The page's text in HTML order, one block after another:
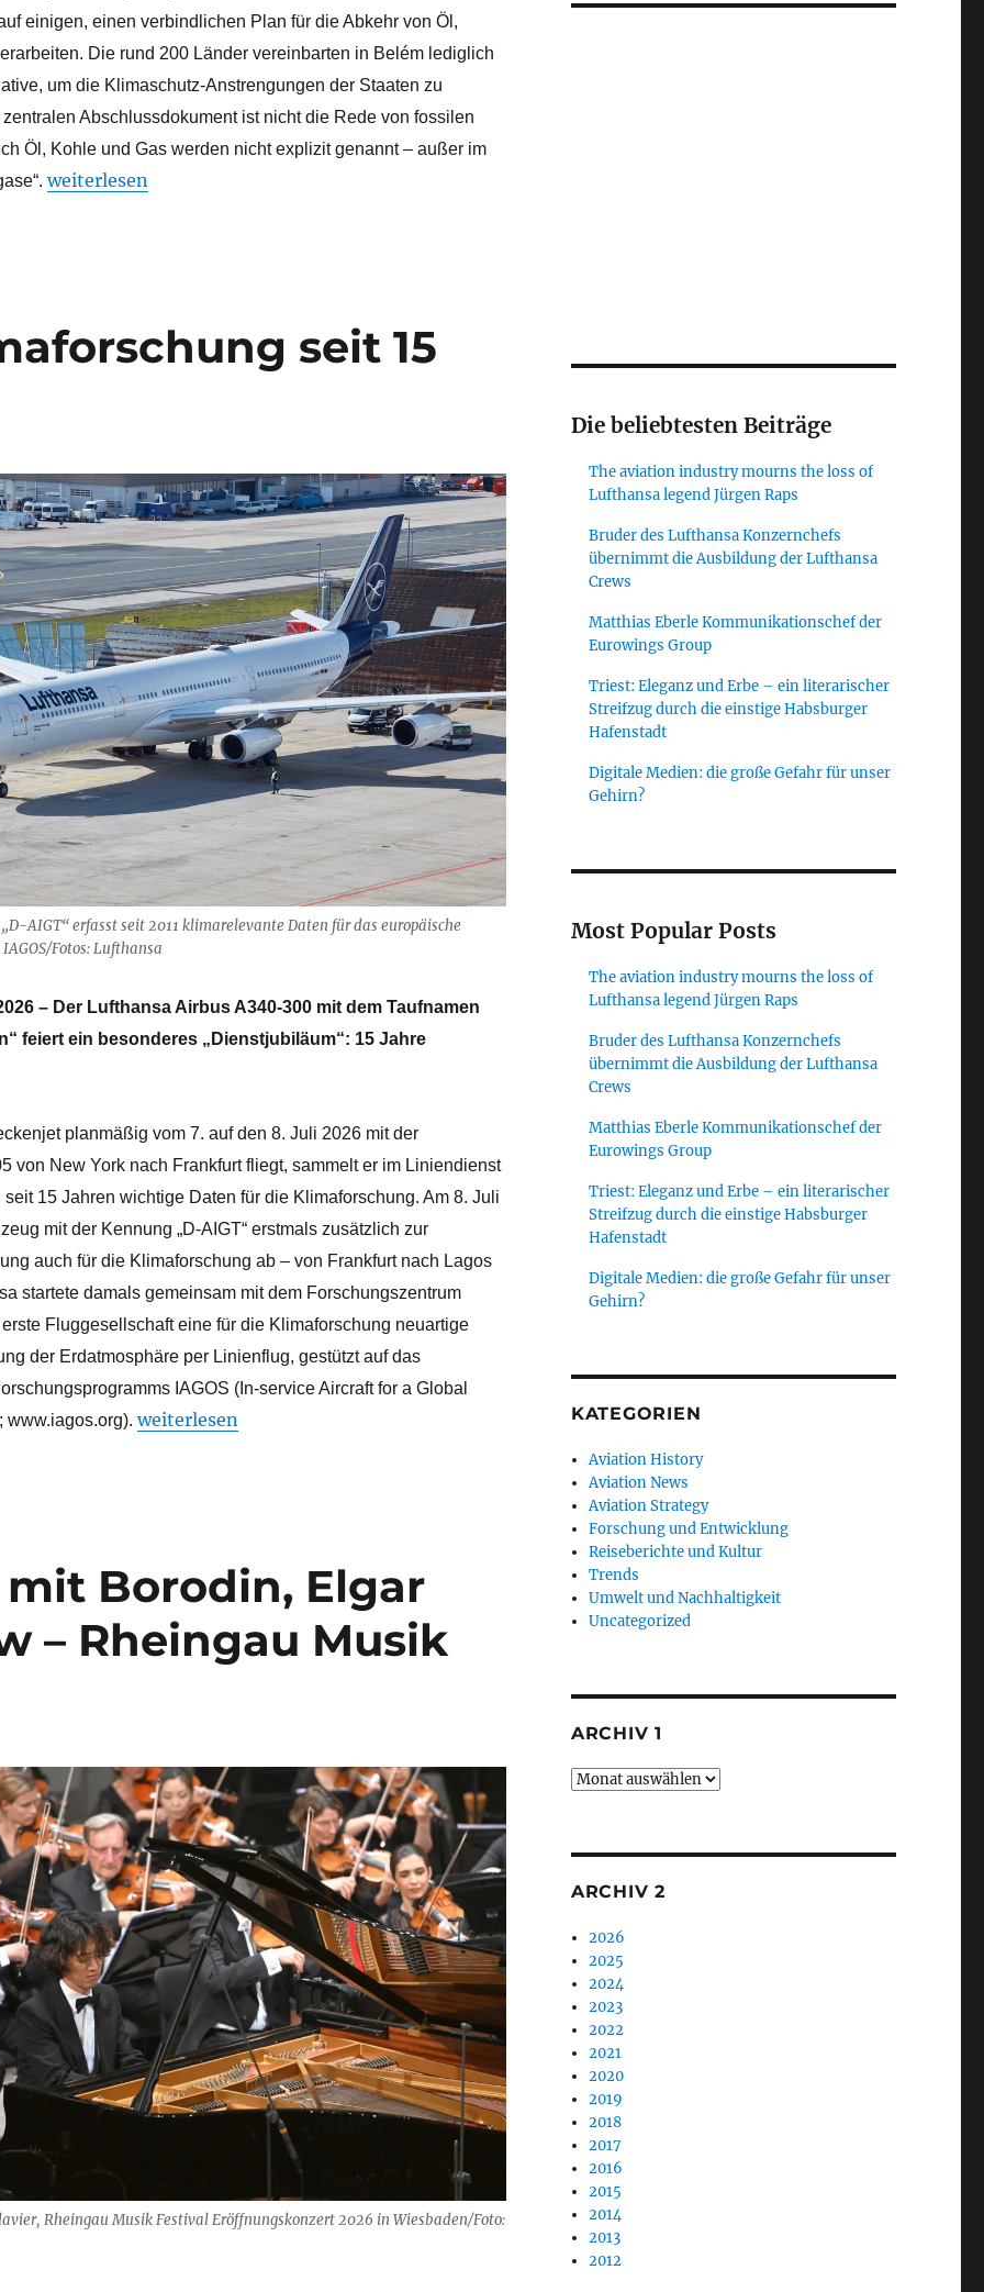
einigen, einen verbindlichen Plan für die Abkehr von Öl,
Die rund 200 Länder vereinbarten in Belém lediglich
um die Klimaschutz-Anstrengungen der Staaten zu
zentralen Abschlussdokument ist nicht die Rede von fossilen
Öl, Kohle und Gas werden nicht explizit genannt – außer im
„Öl, Kohle und Gas kommen nicht vor – Belém Ergebnis ist enttäuschend“
weiterlesen
seit 15
AIGT“ erfasst seit 2011 klimarelevante Daten für das europäische
Fotos: Lufthansa
– Der Lufthansa Airbus A340-300 mit dem Taufnamen
feiert ein besonderes „Dienstjubiläum“: 15 Jahre
planmäßig vom 7. auf den 8. Juli 2026 mit der
von New York nach Frankfurt fliegt, sammelt er im Liniendienst
seit 15 Jahren wichtige Daten für die Klimaforschung. Am 8. Juli
mit der Kennung „D-AIGT“ erstmals zusätzlich zur
auch für die Klimaforschung ab – von Frankfurt nach Lagos
startete damals gemeinsam mit dem Forschungszentrum
Fluggesellschaft eine für die Klimaforschung neuartige
der Erdatmosphäre per Linienflug, gestützt auf das
IAGOS (In-service Aircraft for a Global
www.iagos.org). „Im Dienst der Klimaforschung seit 15 Jahren“
weiterlesen
Borodin, Elgar
– Rheingau Musik
Rheingau Musik Festival Eröffnungskonzert 2026 in Wiesbaden/Foto:
Die beliebtesten Beiträge
The aviation industry mourns the loss of
Lufthansa legend Jürgen Raps
Bruder des Lufthansa Konzernchefs
übernimmt die Ausbildung der Lufthansa
Crews
Matthias Eberle Kommunikationschef der
Eurowings Group
Triest: Eleganz und Erbe – ein literarischer
Streifzug durch die einstige Habsburger
Hafenstadt
Digitale Medien: die große Gefahr für unser
Gehirn?
Most Popular Posts
The aviation industry mourns the loss of
Lufthansa legend Jürgen Raps
Bruder des Lufthansa Konzernchefs
übernimmt die Ausbildung der Lufthansa
Crews
Matthias Eberle Kommunikationschef der
Eurowings Group
Triest: Eleganz und Erbe – ein literarischer
Streifzug durch die einstige Habsburger
Hafenstadt
Digitale Medien: die große Gefahr für unser
Gehirn?
KATEGORIEN
Aviation History
Aviation News
Aviation Strategy
Forschung und Entwicklung
Reiseberichte und Kultur
Trends
Umwelt und Nachhaltigkeit
Uncategorized
ARCHIV 1
Archiv
ARCHIV 2
2026
2025
2024
2023
2022
2021
2020
2019
2018
2017
2016
2015
2014
2013
2012